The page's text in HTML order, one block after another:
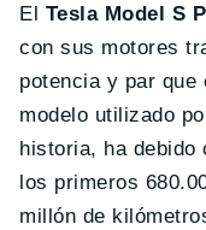
El Tesla Model S
con sus motores
potencia y par que
modelo utilizado
historia, ha debido
los primeros
millón de